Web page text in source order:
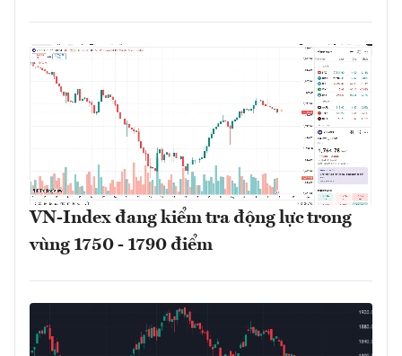
VN-Index đang kiểm tra động lực trong
vùng 1750 - 1790 điểm